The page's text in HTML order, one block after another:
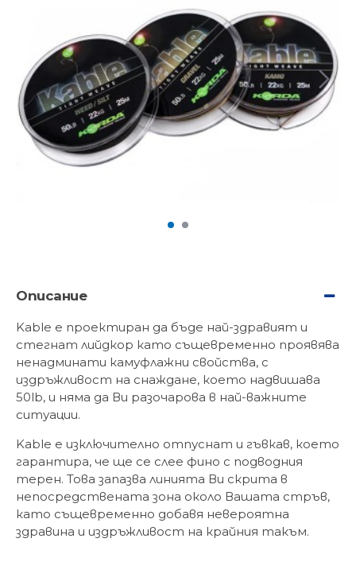
Описание
Kable е проектиран да бъде най-здравият и
стегнат лийдкор като същевременно проявява
ненадминати камуфлажни свойства, с
издръжливост на снаждане, което надвишава
50lb, и няма да Ви разочарова в най-важните
ситуации.
Kable е изключително отпуснат и гъвкав, което
гарантира, че ще се слее фино с подводния
терен. Това запазва линията Ви скрита в
непосредствената зона около Вашата стръв,
като същевременно добавя невероятна
здравина и издръжливост на крайния такъм.